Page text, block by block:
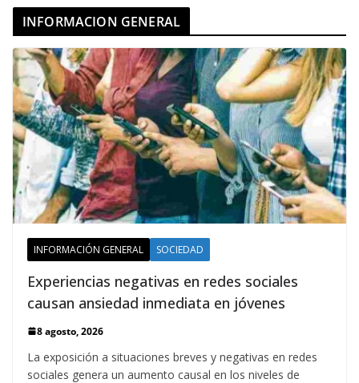
INFORMACION GENERAL
INFORMACIÓN GENERAL SOCIEDAD
Experiencias negativas en redes sociales
causan ansiedad inmediata en jóvenes
8 agosto, 2026
La exposición a situaciones breves y negativas en redes
sociales genera un aumento causal en los niveles de